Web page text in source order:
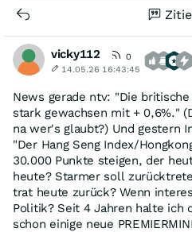
vicky112
0
14.05.26 16:43:45
News gerade ntv: "Die
stark gewachsen mit + 0,6%."
na wer's glaubt?) Und gestern
"Der Hang Seng Index/
30.000 Punkte steigen, der
heute? Starmer soll
trat heute zurück? Wenn
Politik? Seit 4 Jahren halte ich
schon einige neue